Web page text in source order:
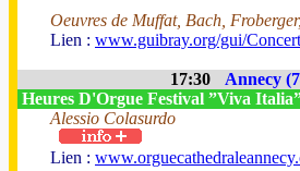
Oeuvres de Muffat, Bach,
Lien : www.guibray.org/gui/
17:30 Annecy
Heures D'Orgue Festival ”Viva
Alessio Colasurdo
Lien :